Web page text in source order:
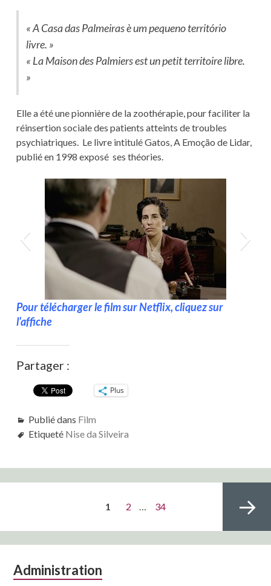
« A Casa das Palmeiras è um pequeno território
livre. »
« La Maison des Palmiers est un petit territoire libre.
»
Elle a été une pionnière de la zoothérapie, pour faciliter la
réinsertion sociale des patients atteints de troubles
psychiatriques. Le livre intitulé Gatos, A Emoção de Lidar,
publié en 1998 exposé ses théories.
Nise 6
Nise 4
Nise 3
Nise 2
Nise 1
Pour télécharger le film sur Netflix, cliquez sur
l’affiche
Partager :
Plus
Publié dans Film
Etiqueté Nise da Silveira
publications
PAGE
1 Page
2 Page
34
Colonne
Administration